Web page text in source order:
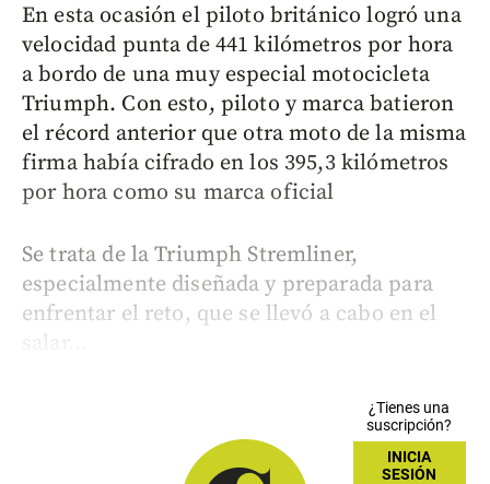
En esta ocasión el piloto británico logró una
velocidad punta de 441 kilómetros por hora
a bordo de una muy especial motocicleta
Triumph. Con esto, piloto y marca batieron
el récord anterior que otra moto de la misma
firma había cifrado en los 395,3 kilómetros
por hora como su marca oficial
Se trata de la Triumph Stremliner,
especialmente diseñada y preparada para
enfrentar el reto, que se llevó a cabo en el
salar...
¿Tienes una
suscripción?
INICIA
SESIÓN